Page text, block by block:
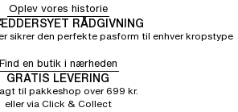
Oplev vores historie
RÅDGIVNING
sikrer den perfekte pasform til enhver kropstype
Find en butik i nærheden
GRATIS LEVERING
til pakkeshop over 699 kr.
eller via Click & Collect